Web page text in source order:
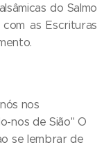
do Salmo
as Escrituras
nos
nos de Sião" O
se lembrar de